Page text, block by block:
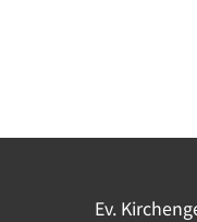
Ev.